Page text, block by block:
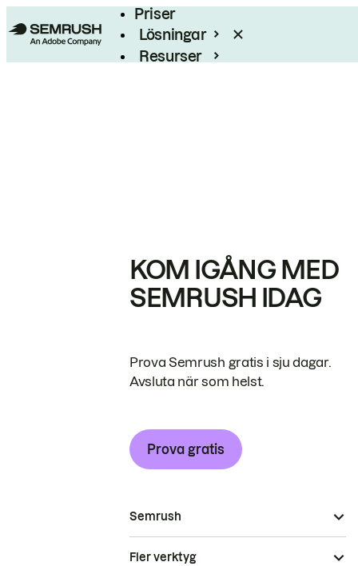
Priser
Lösningar
Resurser
KOM IGÅNG MED
SEMRUSH IDAG
Prova Semrush gratis i sju dagar.
Avsluta när som helst.
Prova gratis
Semrush
Fler verktyg